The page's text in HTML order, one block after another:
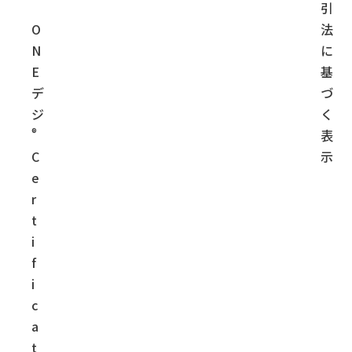
O
N
E
デ
ジ
®
C
e
r
t
i
f
i
c
a
t
引
法
に
基
づ
く
表
示